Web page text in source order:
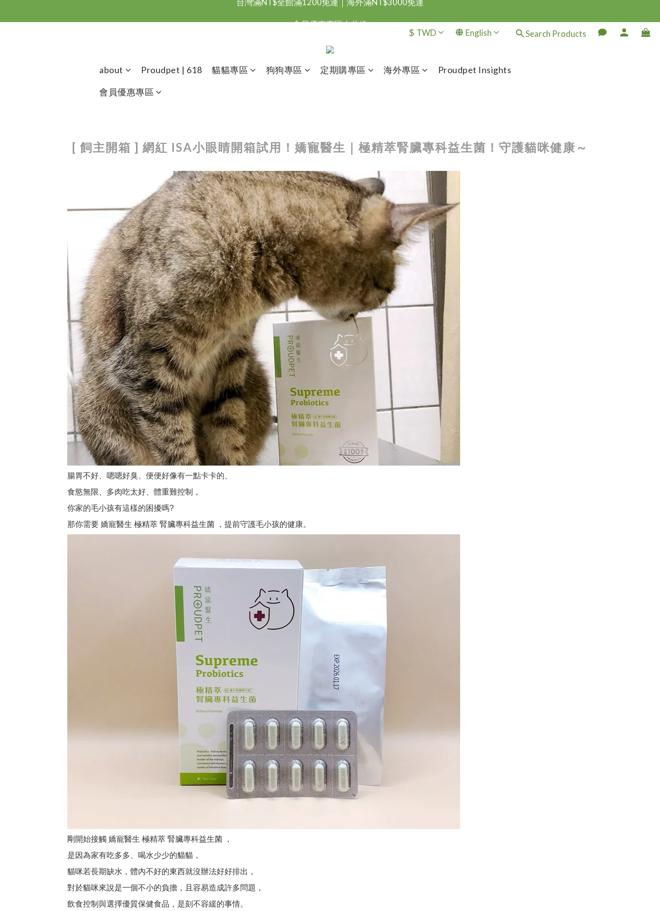
台灣滿NT$全館滿1200免運｜海外滿NT$3000免運
會員優惠專區由此進
台灣滿NT$全館滿1200免運｜海外滿NT$3000免運
$ TWD English Search Products
about Proudpet | 618 貓貓專區 狗狗專區 定期購專區 海外專區 Proudpet Insights
會員優惠專區
[ 飼主開箱 ] 網紅 ISA小眼睛開箱試用！嬌寵醫生｜極精萃腎臟專科益生菌！守護貓咪健康～
腸胃不好、嗯嗯好臭、 便便好像有一點卡卡的、
食慾無限、多肉吃太好、體重難控制，
你家的毛小孩有這樣的困擾嗎?
那你需要 嬌寵醫生 極精萃 腎臟專科益生菌 ， 提前守護毛小孩的健康。
剛開始接觸 嬌寵醫生 極精萃 腎臟專科益生菌 ，
是因為家有吃多多、喝水少少的貓貓，
貓咪若長期缺水，體內不好的東西就沒辦法好好排出，
對於貓咪來說是一個不小的負擔，且容易造成許多問題，
飲食控制與選擇優質保健食品，是刻不容緩的事情。